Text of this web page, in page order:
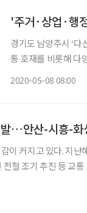
'주거·상업·행
경기도 남양주시 ‘다
통 호재를 비롯해 다
2020-05-08 08:00
…안산-시흥-화
이 커지고 있다. 지
교통 호재가 잇따르고 있기